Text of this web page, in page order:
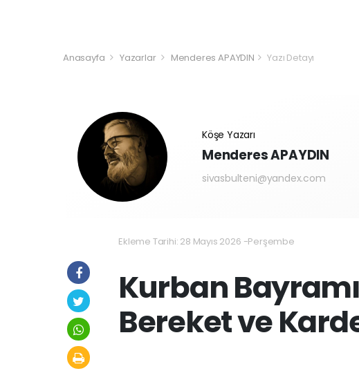
Anasayfa Yazarlar Menderes APAYDIN Yazı Detayı
Köşe Yazarı
Menderes APAYDIN
sivasbulteni@yandex.com
Ekleme Tarihi: 28 Mayıs 2026 -Perşembe
Kurban
Bereket ve